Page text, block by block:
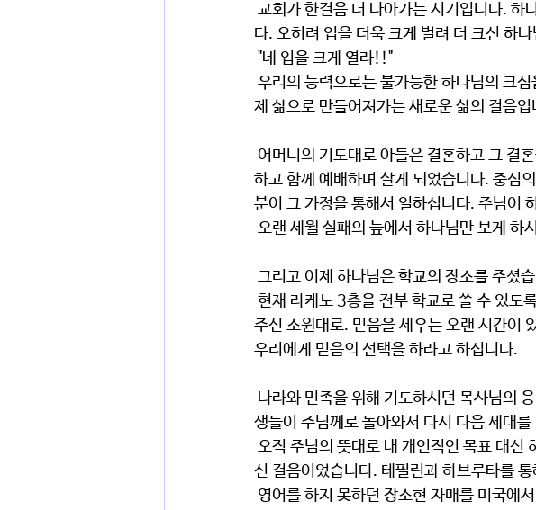
다. 오히려 입을 더욱 크게 벌려 더 크신 하
"네 입을 크게 열라!!"
제 삶으로 만들어져가는 새로운 삶의 걸음입
하고 함께 예배하며 살게 되었습니다. 중심
분이 그 가정을 통해서 일하십니다. 주님이
오랜 세월 실패의 늪에서 하나님만 보게 하
그리고 이제 하나님은 학교의 장소를 주셨
주신 소원대로. 믿음을 세우는 오랜 시간이
우리에게 믿음의 선택을 하라고 하십니다.
생들이 주님께로 돌아와서 다시 다음 세대
신 걸음이었습니다. 테필린과 하브루타를